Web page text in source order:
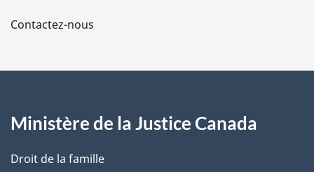
a
e
Contactez-nous
Ministère de la Justice Canada
Droit de la famille